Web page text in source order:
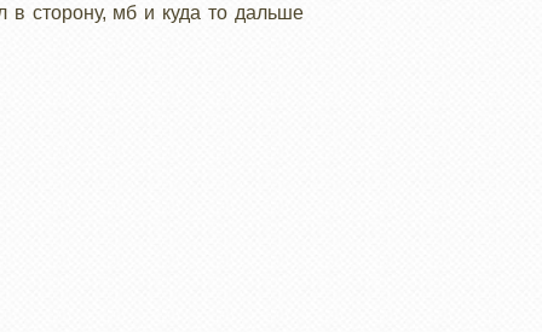
в сторону, мб и куда то дальше